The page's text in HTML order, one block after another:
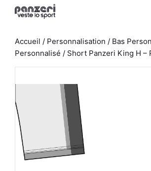
Aller
Accueil / Personnalisation / Bas
Personnalisé / Short Panzeri King H –